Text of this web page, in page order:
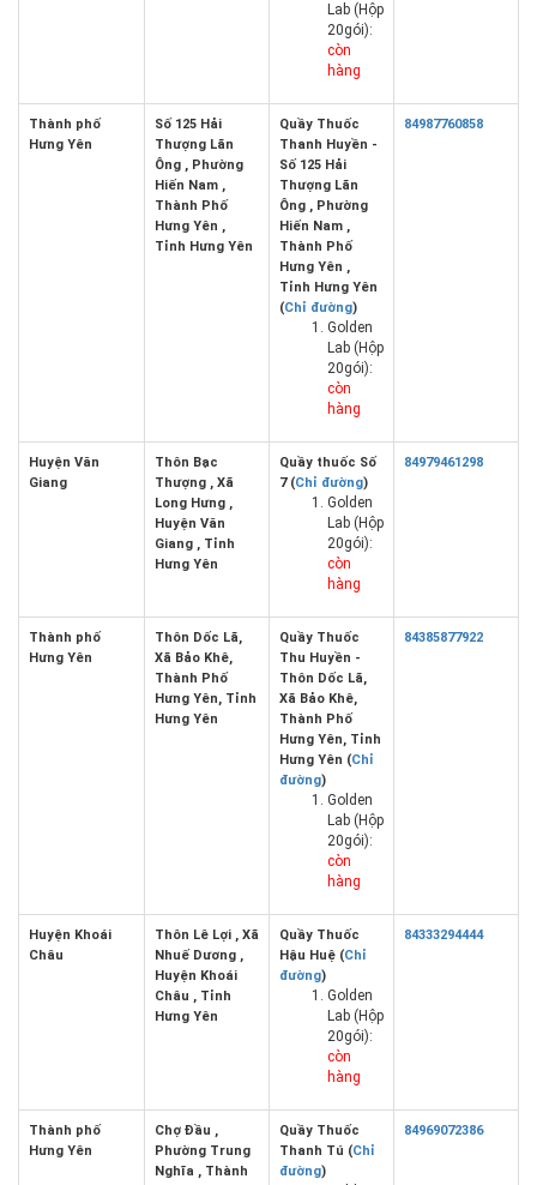
Lab (Hộp
20gói):
còn
hàng
Thành phố
Hưng Yên
Số 125 Hải
Thượng Lãn
Ông , Phường
Hiến Nam ,
Thành Phố
Hưng Yên ,
Tỉnh Hưng Yên
Quầy Thuốc
Thanh Huyền -
Số 125 Hải
Thượng Lãn
Ông , Phường
Hiến Nam ,
Thành Phố
Hưng Yên ,
Tỉnh Hưng Yên
(Chỉ đường)
Golden
Lab (Hộp
20gói):
còn
hàng
84987760858
Huyện Văn
Giang
Thôn Bạc
Thượng , Xã
Long Hưng ,
Huyện Văn
Giang , Tỉnh
Hưng Yên
Quầy thuốc Số
7 (Chỉ đường)
Golden
Lab (Hộp
20gói):
còn
hàng
84979461298
Thành phố
Hưng Yên
Thôn Dốc Lã,
Xã Bảo Khê,
Thành Phố
Hưng Yên, Tỉnh
Hưng Yên
Quầy Thuốc
Thu Huyền -
Thôn Dốc Lã,
Xã Bảo Khê,
Thành Phố
Hưng Yên, Tỉnh
Hưng Yên (Chỉ
đường)
Golden
Lab (Hộp
20gói):
còn
hàng
84385877922
Huyện Khoái
Châu
Thôn Lê Lợi , Xã
Nhuế Dương ,
Huyện Khoái
Châu , Tỉnh
Hưng Yên
Quầy Thuốc
Hậu Huệ (Chỉ
đường)
Golden
Lab (Hộp
20gói):
còn
hàng
84333294444
Thành phố
Hưng Yên
Chợ Đầu ,
Phường Trung
Nghĩa , Thành
Quầy Thuốc
Thanh Tú (Chỉ
đường)
84969072386